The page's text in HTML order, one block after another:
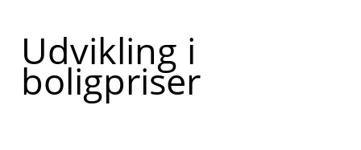
Read
more
about
Udvikling i
boligpriser